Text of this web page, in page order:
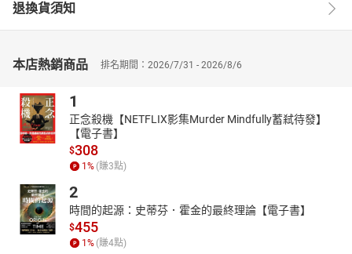
退換貨須知
本店熱銷商品 排名期間：2026/7/31 - 2026/8/6
1
正念殺機【NETFLIX影集Murder Mindfully蓄弒待發】
【電子書】
$308
1% (賺3點)
2
時間的起源：史蒂芬．霍金的最終理論【電子書】
$455
1% (賺4點)